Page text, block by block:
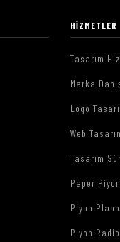
HIZMETLER
Tasarım
Marka
Logo
Web
Tasarım
Paper Piyon
Piyon
Piyon Radio